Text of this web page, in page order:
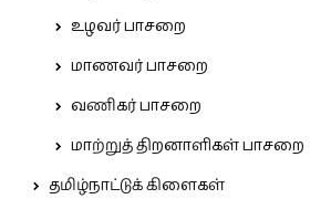
உழவர் பாசறை
மாணவர் பாசறை
வணிகர் பாசறை
மாற்றுத் திறனாளிகள் பாசறை
தமிழ்நாட்டுக் கிளைகள்